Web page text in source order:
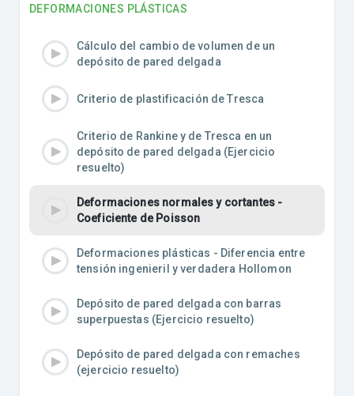
DEFORMACIONES PLÁSTICAS
Cálculo del cambio de volumen de un
depósito de pared delgada
Criterio de plastificación de Tresca
Criterio de Rankine y de Tresca en un
depósito de pared delgada (Ejercicio
resuelto)
Deformaciones normales y cortantes -
Coeficiente de Poisson
Deformaciones plásticas - Diferencia entre
tensión ingenieril y verdadera Hollomon
Depósito de pared delgada con barras
superpuestas (Ejercicio resuelto)
Depósito de pared delgada con remaches
(ejercicio resuelto)